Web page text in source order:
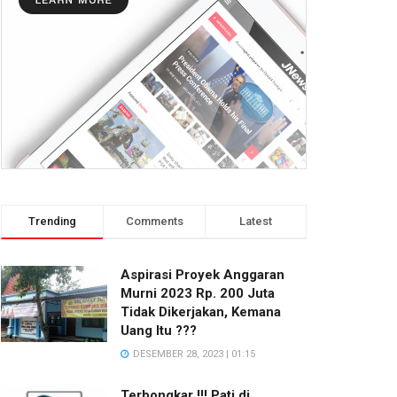
Trending Comments Latest
Aspirasi Proyek Anggaran
Murni 2023 Rp. 200 Juta
Tidak Dikerjakan, Kemana
Uang Itu ???
DESEMBER 28, 2023 | 01:15